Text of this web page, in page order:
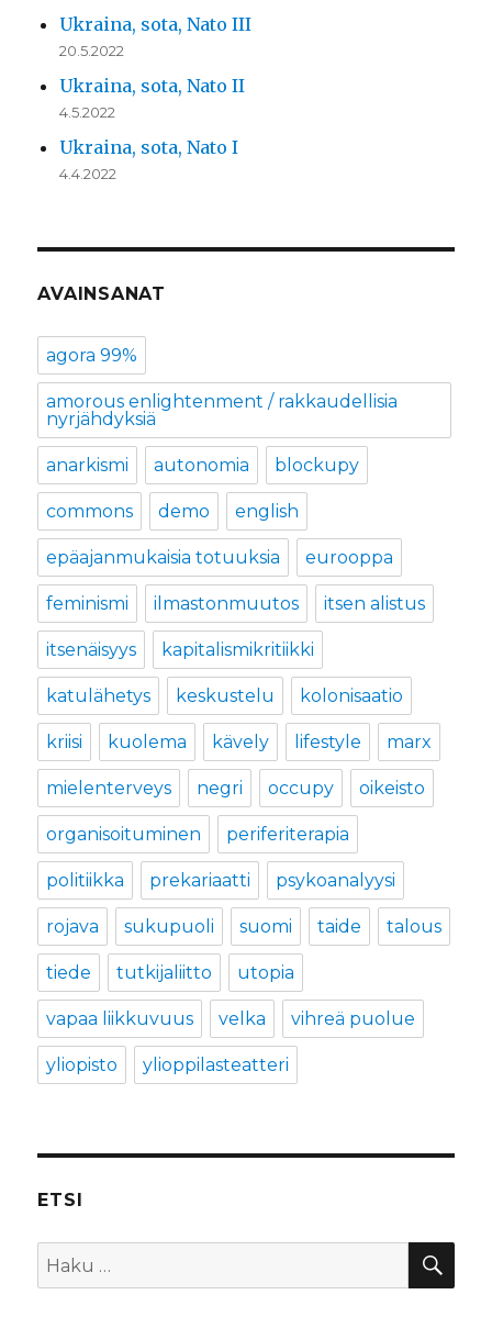
Ukraina, sota, Nato III
20.5.2022
Ukraina, sota, Nato II
4.5.2022
Ukraina, sota, Nato I
4.4.2022
AVAINSANAT
agora 99%
amorous enlightenment / rakkaudellisia
nyrjähdyksiä
anarkismi autonomia blockupy
commons demo english
epäajanmukaisia totuuksia eurooppa
feminismi ilmastonmuutos itsen alistus
itsenäisyys kapitalismikritiikki
katulähetys keskustelu kolonisaatio
kriisi kuolema kävely lifestyle marx
mielenterveys negri occupy oikeisto
organisoituminen periferiterapia
politiikka prekariaatti psykoanalyysi
rojava sukupuoli suomi taide talous
tiede tutkijaliitto utopia
vapaa liikkuvuus velka vihreä puolue
yliopisto ylioppilasteatteri
ETSI
Etsi: